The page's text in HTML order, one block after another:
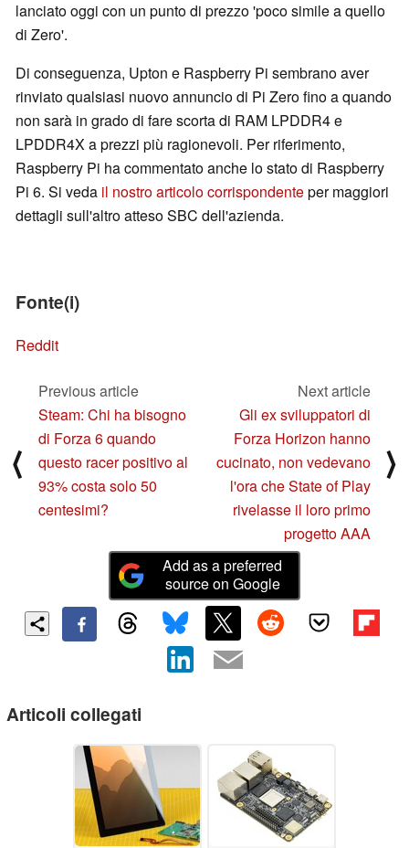
lanciato oggi con un punto di prezzo 'poco simile a quello
di Zero'.
Di conseguenza, Upton e Raspberry Pi sembrano aver
rinviato qualsiasi nuovo annuncio di Pi Zero fino a quando
non sarà in grado di fare scorta di RAM LPDDR4 e
LPDDR4X a prezzi più ragionevoli. Per riferimento,
Raspberry Pi ha commentato anche lo stato di Raspberry
Pi 6. Si veda il nostro articolo corrispondenteper maggiori
dettagli sull'altro atteso SBC dell'azienda.
Fonte(i)
Reddit
⟨
Previous article
Steam: Chi ha bisogno
di Forza 6 quando
questo racer positivo al
93% costa solo 50
centesimi?
Next article
Gli ex sviluppatori di
Forza Horizon hanno
cucinato, non vedevano
l'ora che State of Play
rivelasse il loro primo
progetto AAA
⟩
Add as a preferred
source on Google
Articoli collegati